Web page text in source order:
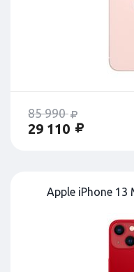
85 990
29 110
Apple iPhone 13